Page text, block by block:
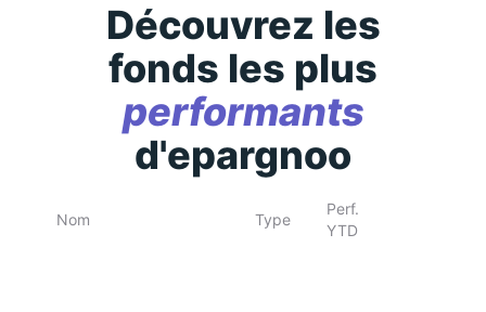
Découvrez les
fonds les plus
performants
d'epargnoo
Nom Type
Perf.
YTD